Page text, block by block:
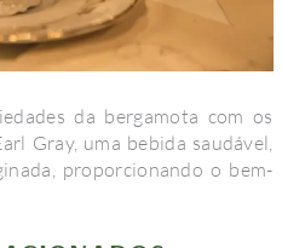
da bergamota com os
Gray, uma bebida saudável,
proporcionando o bem-